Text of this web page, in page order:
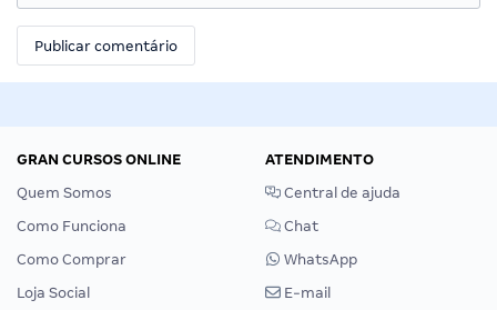
GRAN CURSOS ONLINE
Quem Somos
Como Funciona
Como Comprar
Loja Social
ATENDIMENTO
Central de ajuda
Chat
WhatsApp
E-mail